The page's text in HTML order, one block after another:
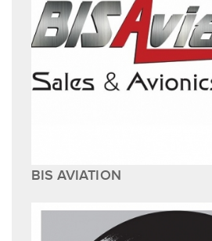
BIS AVIATION